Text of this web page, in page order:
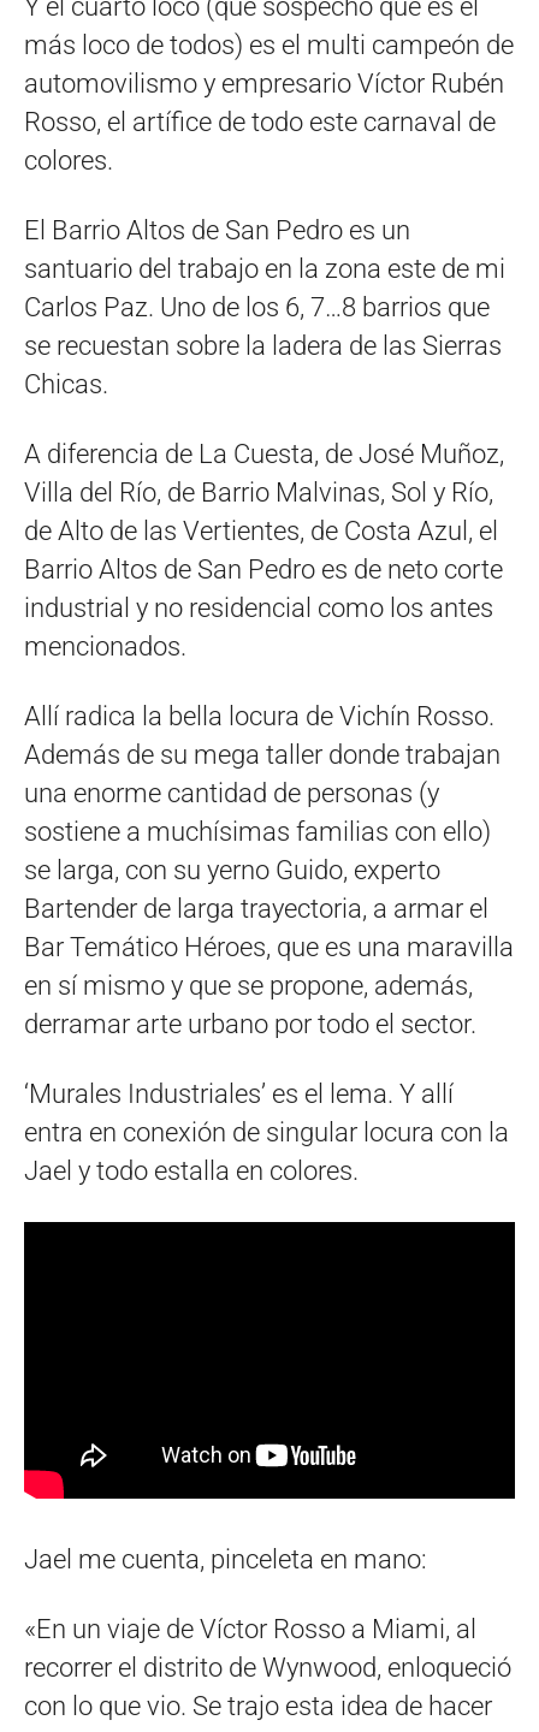
Y el cuarto loco (que sospecho que es el
más loco de todos) es el multi campeón de
automovilismo y empresario Víctor Rubén
Rosso, el artífice de todo este carnaval de
colores.
El Barrio Altos de San Pedro es un
santuario del trabajo en la zona este de mi
Carlos Paz. Uno de los 6, 7…8 barrios que
se recuestan sobre la ladera de las Sierras
Chicas.
A diferencia de La Cuesta, de José Muñoz,
Villa del Río, de Barrio Malvinas, Sol y Río,
de Alto de las Vertientes, de Costa Azul, el
Barrio Altos de San Pedro es de neto corte
industrial y no residencial como los antes
mencionados.
Allí radica la bella locura de Vichín Rosso.
Además de su mega taller donde trabajan
una enorme cantidad de personas (y
sostiene a muchísimas familias con ello)
se larga, con su yerno Guido, experto
Bartender de larga trayectoria, a armar el
Bar Temático Héroes, que es una maravilla
en sí mismo y que se propone, además,
derramar arte urbano por todo el sector.
‘Murales Industriales’ es el lema. Y allí
entra en conexión de singular locura con la
Jael y todo estalla en colores.
Jael me cuenta, pinceleta en mano:
«En un viaje de Víctor Rosso a Miami, al
recorrer el distrito de Wynwood, enloqueció
con lo que vio. Se trajo esta idea de hacer